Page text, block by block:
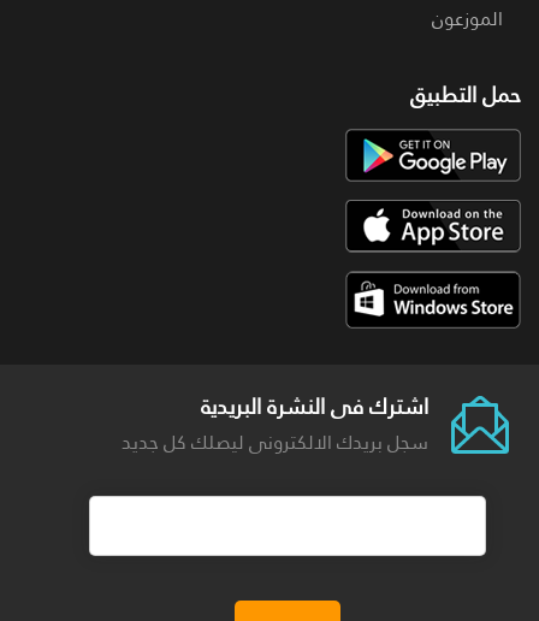
الموزعون
حمل التطبيق
اشترك فى النشرة البريدية
سجل بريدك الالكترونى ليصلك كل جديد